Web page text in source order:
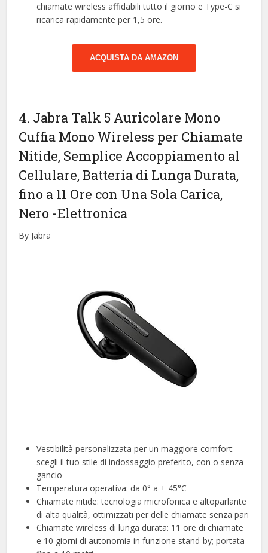
chiamate wireless affidabili tutto il giorno e Type-C si
ricarica rapidamente per 1,5 ore.
ACQUISTA DA AMAZON
4. Jabra Talk 5 Auricolare Mono
Cuffia Mono Wireless per Chiamate
Nitide, Semplice Accoppiamento al
Cellulare, Batteria di Lunga Durata,
fino a 11 Ore con Una Sola Carica,
Nero -Elettronica
By Jabra
Vestibilità personalizzata per un maggiore comfort:
scegli il tuo stile di indossaggio preferito, con o senza
gancio
Temperatura operativa: da 0° a + 45°C
Chiamate nitide: tecnologia microfonica e altoparlante
di alta qualità, ottimizzati per delle chiamate senza pari
Chiamate wireless di lunga durata: 11 ore di chiamate
e 10 giorni di autonomia in funzione stand-by; portata